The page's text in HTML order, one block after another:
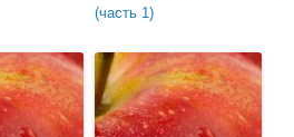
(часть 1)